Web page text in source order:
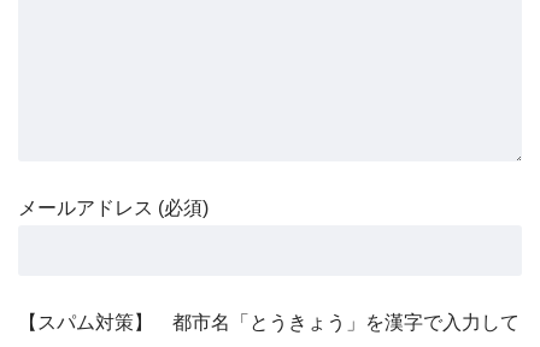
メールアドレス (必須)
【スパム対策】 都市名「とうきょう」を漢字で入力して